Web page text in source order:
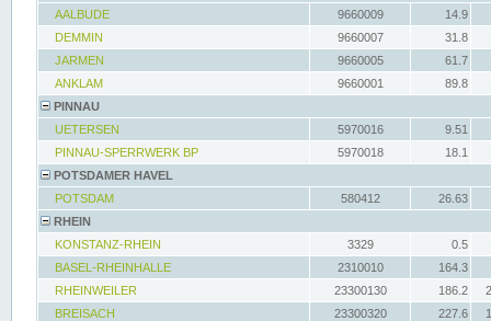
AALBUDE
9660009
14.9
DEMMIN
9660007
31.8
JARMEN
9660005
61.7
ANKLAM
9660001
89.8
PINNAU
UETERSEN
5970016
9.51
PINNAU-SPERRWERK BP
5970018
18.1
POTSDAMER HAVEL
POTSDAM
580412
26.63
RHEIN
KONSTANZ-RHEIN
3329
0.5
BASEL-RHEINHALLE
2310010
164.3
RHEINWEILER
23300130 186.2
BREISACH
23300320 227.6